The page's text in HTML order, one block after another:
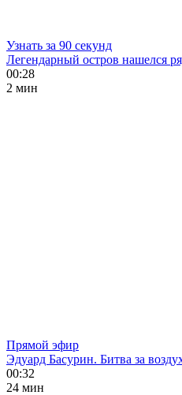
Узнать за 90 секунд
Легендарный остров нашелся
00:28
2 мин
Прямой эфир
Эдуард Басурин. Битва за
00:32
24 мин